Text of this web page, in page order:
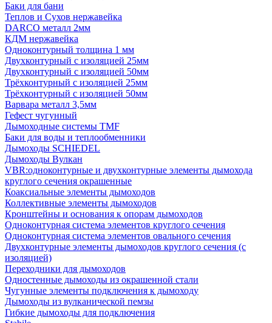
Баки для бани
Теплов и Сухов нержавейка
DARCO металл 2мм
КДМ нержавейка
Одноконтурный толщина 1 мм
Двухконтурный с изоляцией 25мм
Двухконтурный с изоляцией 50мм
Трёхконтурный с изоляцией 25мм
Трёхконтурный с изоляцией 50мм
Варвара металл 3,5мм
Гефест чугунный
Дымоходные системы TMF
Баки для воды и теплообменники
Дымоходы SCHIEDEL
Дымоходы Вулкан
VBR:одноконтурные и двухконтурные элементы дымохода
круглого сечения окрашенные
Коаксиальные элементы дымоходов
Коллективные элементы дымоходов
Кронштейны и основания к опорам дымоходов
Одноконтурная система элементов круглого сечения
Одноконтурная система элементов овального сечения
Двухконтурные элементы дымоходов круглого сечения (с
изоляцией)
Переходники для дымоходов
Одностенные дымоходы из окрашенной стали
Чугунные элементы подключения к дымоходу
Дымоходы из вулканической пемзы
Гибкие дымоходы для подключения